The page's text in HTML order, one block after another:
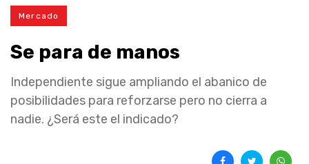
Mercado
Se para de manos
Independiente sigue ampliando el abanico de
posibilidades para reforzarse pero no cierra a
nadie. ¿Será este el indicado?